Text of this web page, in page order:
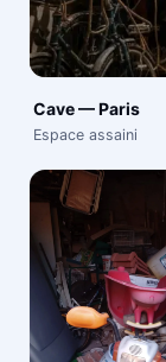
Cave — Paris
Espace assaini